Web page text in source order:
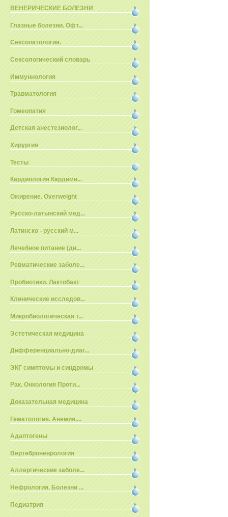
ВЕНЕРИЧЕСКИЕ БОЛЕЗНИ
Глазные болезни. Офт...
Сексопатология.
Сексологический словарь
Иммуннология
Травматология
Гомеопатия
Детская анестезиолог...
Хирургия
Тесты
Кардиология Кардими...
Ожирение. Overweight
Русско-латынский мед...
Латинско - русский м...
Лечебное питание (ди...
Ревматические заболе...
Пробиотики. Лактобакт
Клинические исследов...
Микробиологическая т...
Эстетическая медицина
Дифференциально-диаг...
ЭКГ симптомы и синдромы
Рак. Онкология Проти...
Доказательная медицина
Гематология. Анемия....
Адаптогены
Вертеброневрология
Аллергические заболе...
Нефрология. Болезни ...
Педиатрия